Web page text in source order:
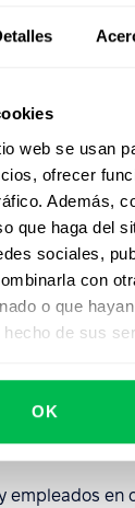
web se usan
ofrecer
Además,
que haga del
sociales,
con
o que
de sus
OK
a roles de
en línea
funciona si es
las empresas
empleados en